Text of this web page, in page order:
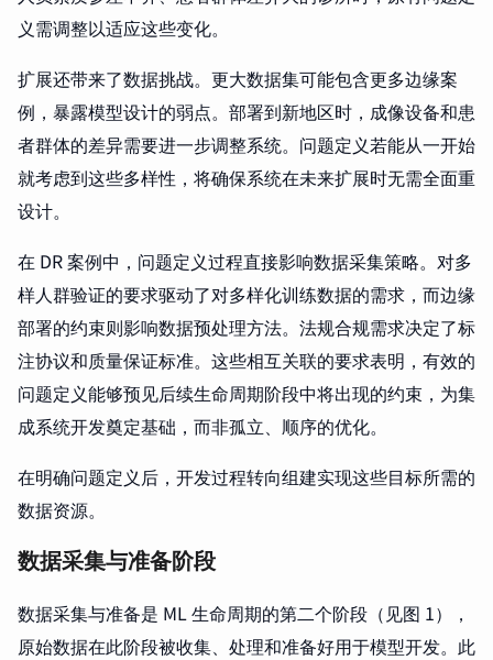
义需调整以适应这些变化。
扩展还带来了数据挑战。更大数据集可能包含更多边缘案
例，暴露模型设计的弱点。部署到新地区时，成像设备和患
者群体的差异需要进一步调整系统。问题定义若能从一开始
就考虑到这些多样性，将确保系统在未来扩展时无需全面重
设计。
在 DR 案例中，问题定义过程直接影响数据采集策略。对多
样人群验证的要求驱动了对多样化训练数据的需求，而边缘
部署的约束则影响数据预处理方法。法规合规需求决定了标
注协议和质量保证标准。这些相互关联的要求表明，有效的
问题定义能够预见后续生命周期阶段中将出现的约束，为集
成系统开发奠定基础，而非孤立、顺序的优化。
在明确问题定义后，开发过程转向组建实现这些目标所需的
数据资源。
数据采集与准备阶段
数据采集与准备是 ML 生命周期的第二个阶段（见图 1），
原始数据在此阶段被收集、处理和准备好用于模型开发。此